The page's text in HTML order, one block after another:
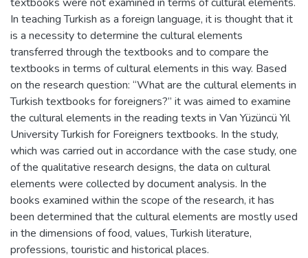
In teaching Turkish as a foreign language, it is thought that it
is a necessity to determine the cultural elements
transferred through the textbooks and to compare the
textbooks in terms of cultural elements in this way. Based
on the research question: “What are the cultural elements in
Turkish textbooks for foreigners?” it was aimed to examine
the cultural elements in the reading texts in Van Yüzüncü Yıl
University Turkish for Foreigners textbooks. In the study,
which was carried out in accordance with the case study, one
of the qualitative research designs, the data on cultural
elements were collected by document analysis. In the
books examined within the scope of the research, it has
been determined that the cultural elements are mostly used
in the dimensions of food, values, Turkish literature,
professions, touristic and historical places.